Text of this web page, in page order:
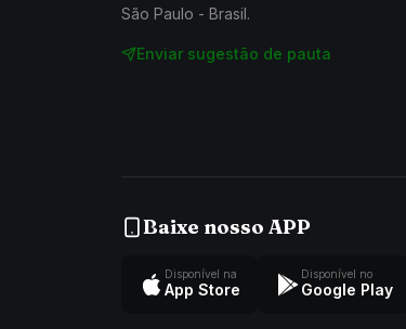
São Paulo - Brasil.
Enviar sugestão de pauta
Baixe nosso APP
Disponível na
App Store
Disponível no
Google Play